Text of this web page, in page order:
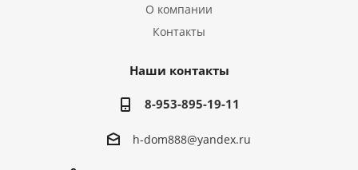
О компании
Контакты
Наши контакты
8-953-895-19-11
h-dom888@yandex.ru